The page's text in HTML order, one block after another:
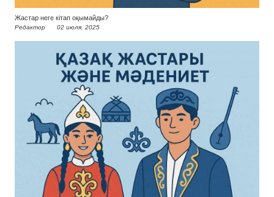
Жастар неге кітап оқымайды?
Редактор 02 июля, 2025